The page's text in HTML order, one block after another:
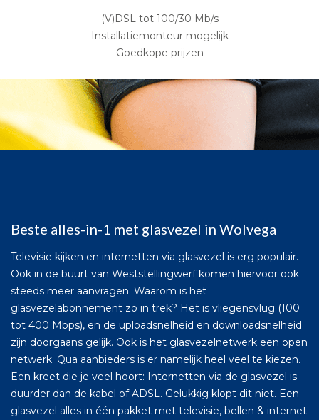
(V)DSL tot 100/30 Mb/s
Installatiemonteur mogelijk
Goedkope prijzen
Beste alles-in-1 met glasvezel in Wolvega
Televisie kijken en internetten via glasvezel is erg populair.
Ook in de buurt van Weststellingwerf komen hiervoor ook
steeds meer aanvragen. Waarom is het
glasvezelabonnement zo in trek? Het is vliegensvlug (100
tot 400 Mbps), en de uploadsnelheid en downloadsnelheid
zijn doorgaans gelijk. Ook is het glasvezelnetwerk een open
netwerk. Qua aanbieders is er namelijk heel veel te kiezen.
Een kreet die je veel hoort: Internetten via de glasvezel is
duurder dan de kabel of ADSL. Gelukkig klopt dit niet. Een
glasvezel alles in één pakket met televisie, bellen & internet